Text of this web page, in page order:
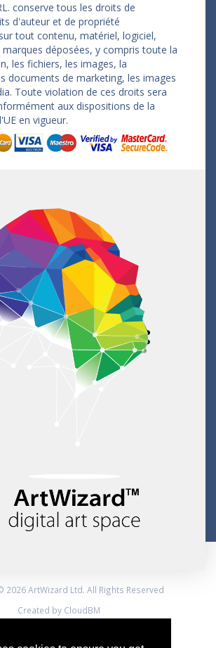
conserve tous les droits de
d'auteur et de propriété
tout contenu, matériel, logiciel,
déposées, y compris toute la
les fichiers, les images, la
documents de marketing, les images
Toute violation de ces droits sera
aux dispositions de la
en vigueur.
2026 ArtWizard Ltd. All Rights Reserved
Created by CloudBM